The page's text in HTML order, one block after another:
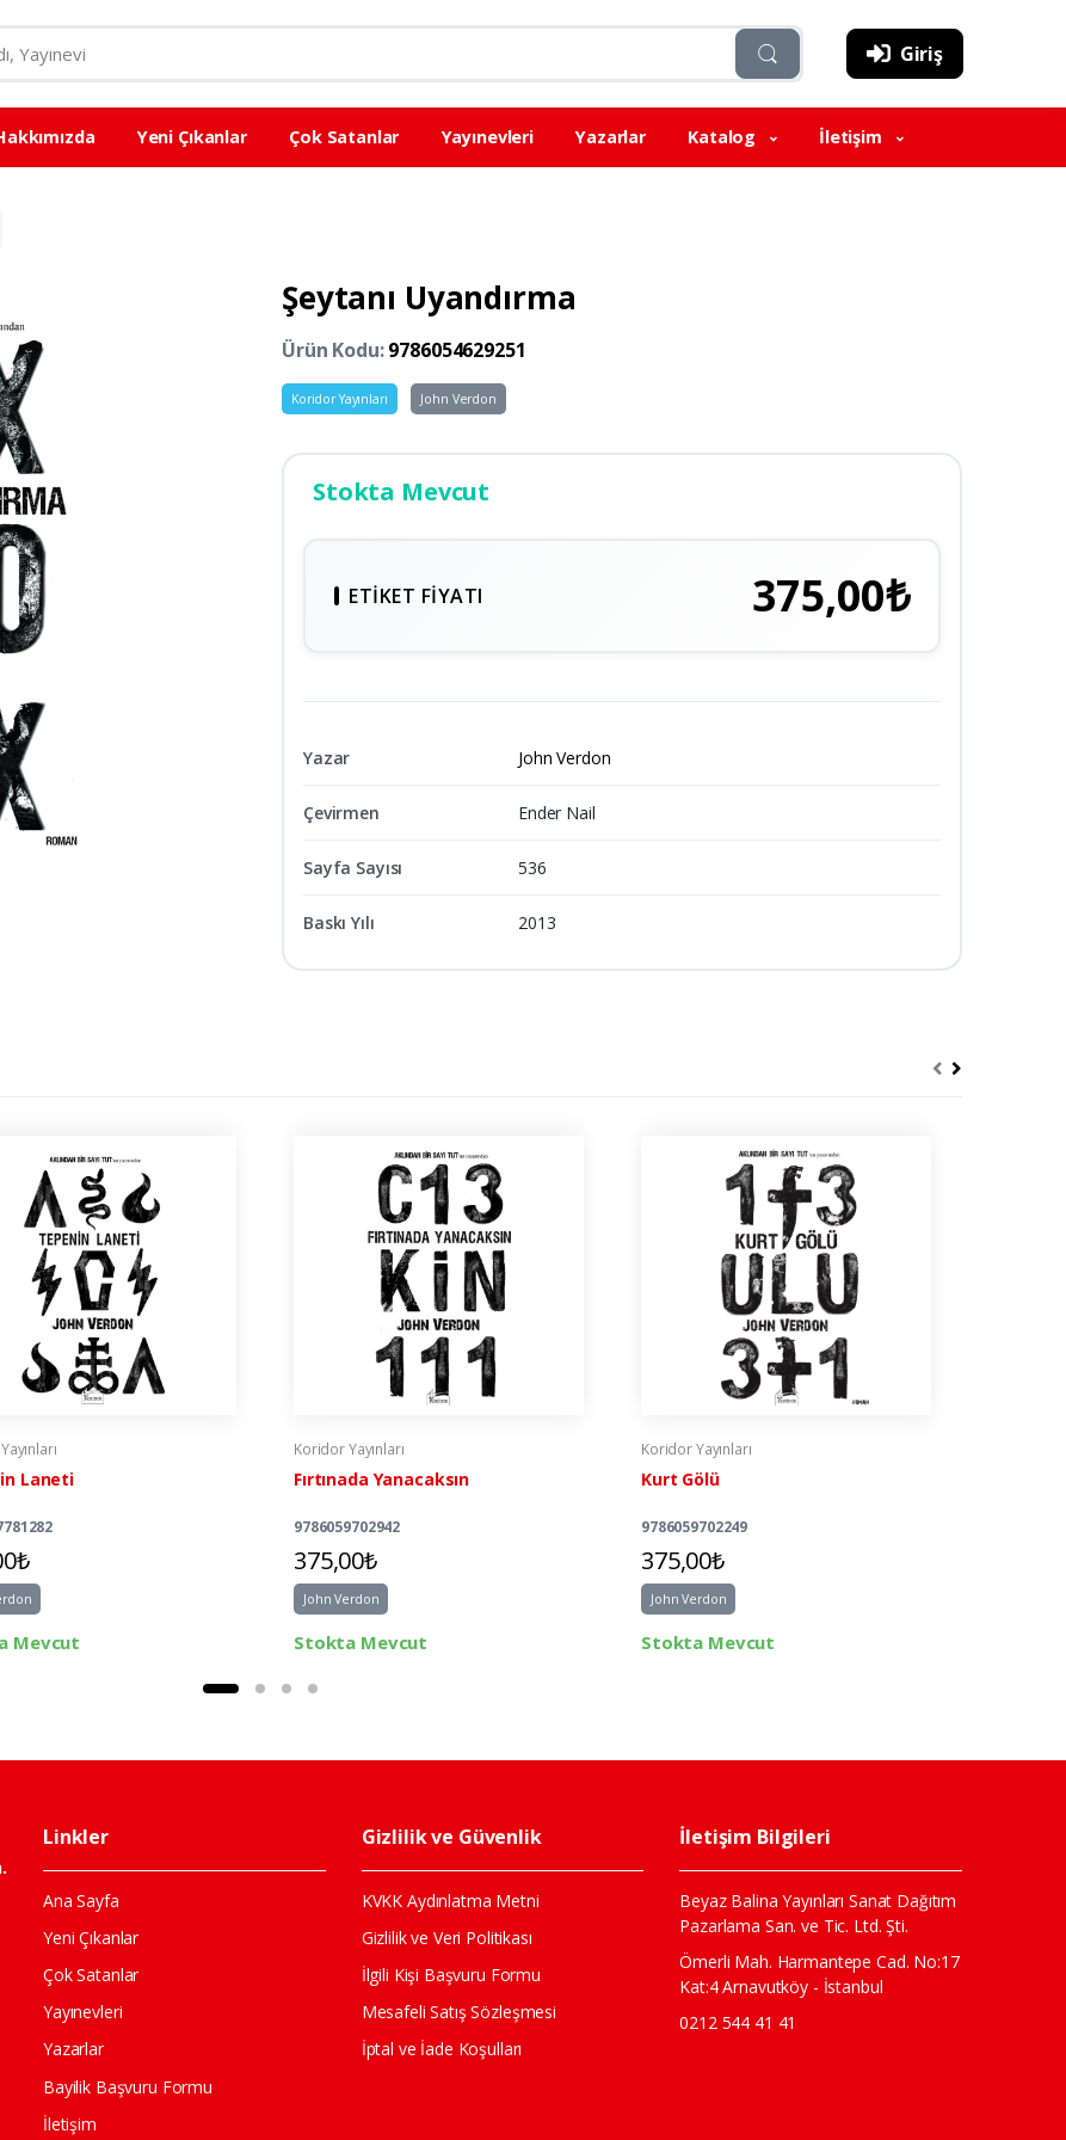
Giriş
Yeni Çıkanlar Çok Satanlar Yayınevleri Yazarlar Katalog İletişim
Şeytanı Uyandırma
Ürün Kodu:9786054629251
Koridor Yayınları John Verdon
Stokta Mevcut
ETIKET FIYATI 375,00₺
Yazar John Verdon
Çevirmen Ender Nail
Sayfa Sayısı 536
Baskı Yılı 2013
Laneti
Mevcut
Koridor Yayınları
Fırtınada Yanacaksın
9786059702942
375,00₺
John Verdon
Stokta Mevcut
Koridor Yayınları
Kurt Gölü
9786059702249
375,00₺
John Verdon
Stokta Mevcut
Linkler
Ana Sayfa
Yeni Çıkanlar
Çok Satanlar
Yayınevleri
Yazarlar
Bayilik Başvuru Formu
İletişim
Gizlilik ve Güvenlik
KVKK Aydınlatma Metni
Gizlilik ve Veri Politikası
İlgili Kişi Başvuru Formu
Mesafeli Satış Sözleşmesi
İptal ve İade Koşulları
İletişim Bilgileri
Beyaz Balina Yayınları Sanat Dağıtım
Pazarlama San. ve Tic. Ltd. Şti.
Ömerli Mah. Harmantepe Cad. No:17
Kat:4 Arnavutköy - İstanbul
0212 544 41 41